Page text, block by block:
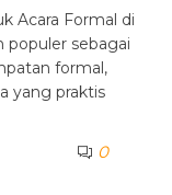
Acara Formal di
populer sebagai
formal,
yang praktis
0